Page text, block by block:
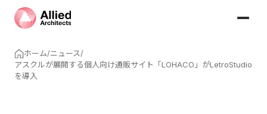
ホーム/ニュース/
アスクルが展開する個人向け通販サイト「LOHACO」がLetroStudio
を導入